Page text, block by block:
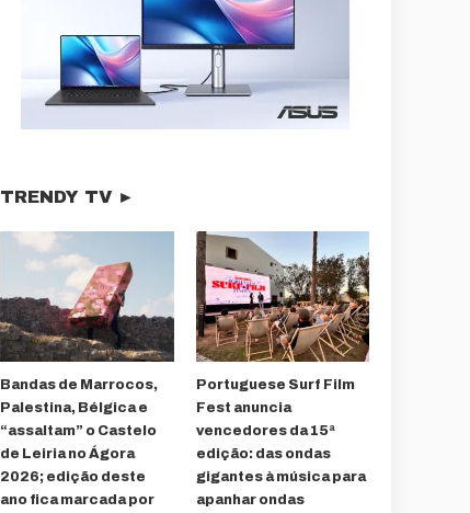
TRENDY TV ►
Bandas de Marrocos,
Palestina, Bélgica e
“assaltam” o Castelo
de Leiria no Ágora
2026; edição deste
ano fica marcada por
Portuguese Surf Film
Fest anuncia
vencedores da 15ª
edição: das ondas
gigantes à música para
apanhar ondas